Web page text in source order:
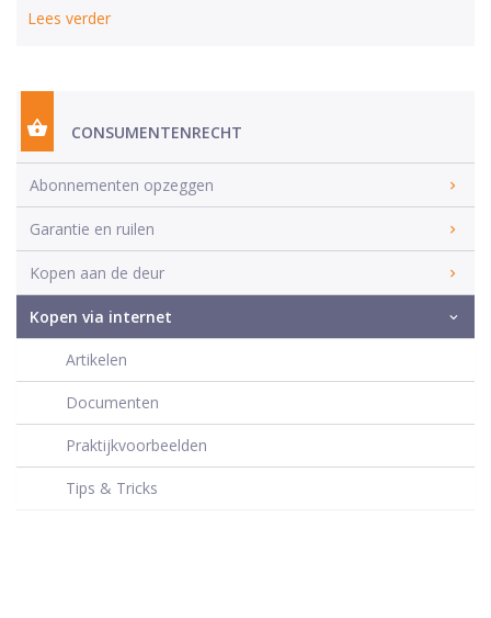
Lees verder
CONSUMENTENRECHT
Abonnementen opzeggen
Garantie en ruilen
Kopen aan de deur
Kopen via internet
Artikelen
Documenten
Praktijkvoorbeelden
Tips & Tricks